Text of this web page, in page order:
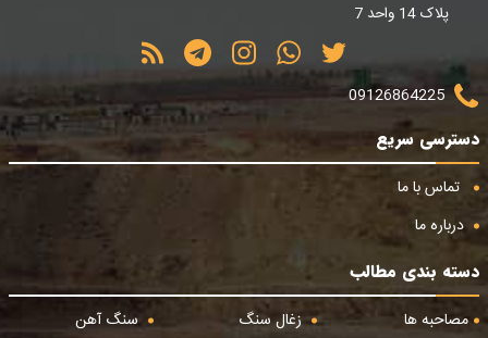
پلاک 14 واحد 7
09126864225
دسترسی سریع
تماس با ما
درباره ما
دسته بندی مطالب
مصاحبه ها
زغال سنگ
سنگ آهن